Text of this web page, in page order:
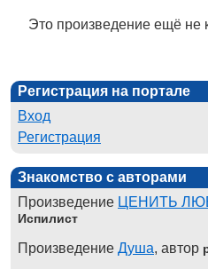
Это произведение ещё не
Регистрация на портале
Вход
Регистрация
Знакомство с авторами
Произведение ЦЕНИТЬ
Испилист
Произведение Душа, автор